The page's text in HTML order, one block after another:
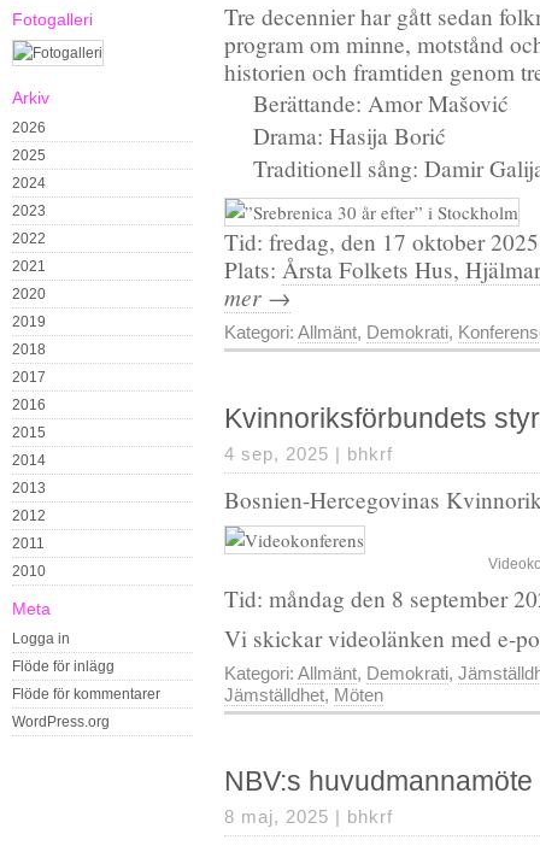
Fotogalleri
Arkiv
2026
2025
2024
2023
2022
2021
2020
2019
2018
2017
2016
2015
2014
2013
2012
2011
2010
Meta
Logga in
Flöde för inlägg
Flöde för kommentarer
WordPress.org
Tre decennier har gått sedan
program om minne, motstånd
historien och framtiden genom
Berättande: Amor Mašović
Drama: Hasija Borić
Traditionell sång: Damir
Tid: fredag, den 17 oktober
Plats: Årsta Folkets Hus,
mer →
Kategori: Allmänt, Demokrati,
Kvinnoriksförbundets
4 sep, 2025 | bhkrf
Bosnien-Hercegovinas
Tid: måndag den 8 september
Vi skickar videolänken med e-
Kategori: Allmänt, Demokrati,
Jämställdhet, Möten
NBV:s
8 maj, 2025 | bhkrf